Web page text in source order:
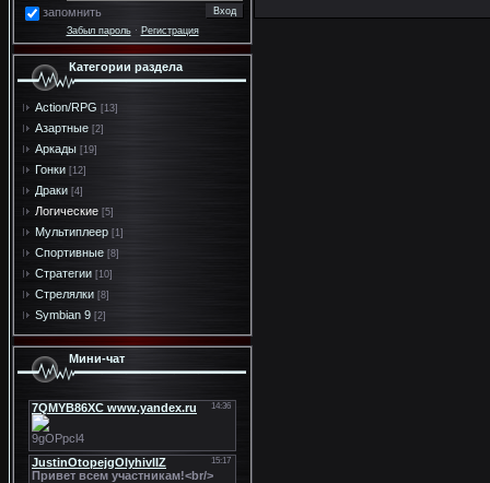
запомнить
Забыл пароль· Регистрация
Категории раздела
Action/RPG [13]
Азартные [2]
Аркады [19]
Гонки [12]
Драки [4]
Логические [5]
Мультиплеер [1]
Спортивные [8]
Стратегии [10]
Стрелялки [8]
Symbian 9 [2]
Мини-чат